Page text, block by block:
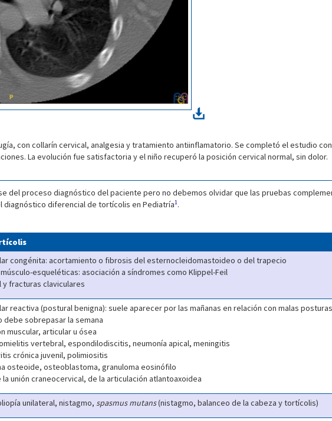
con collarín cervical, analgesia y tratamiento antiinflamatorio. Se completó el estudio
La evolución fue satisfactoria y el niño recuperó la posición cervical normal, sin dolor.
del proceso diagnóstico del paciente pero no debemos olvidar que las pruebas
diagnóstico diferencial de tortícolis en Pediatría1.
congénita: acortamiento o fibrosis del esternocleidomastoideo o del trapecio
esqueléticas: asociación a síndromes como Klippel-Feil
y fracturas claviculares
reactiva (postural benigna): suele aparecer por las mañanas en relación con malas
debe sobrepasar la semana
muscular, articular u ósea
vertebral, espondilodiscitis, neumonía apical, meningitis
crónica juvenil, polimiositis
osteoide, osteoblastoma, granuloma eosinófilo
unión craneocervical, de la articulación atlantoaxoidea
unilateral, nistagmo, spasmus mutans(nistagmo, balanceo de la cabeza y tortícolis)